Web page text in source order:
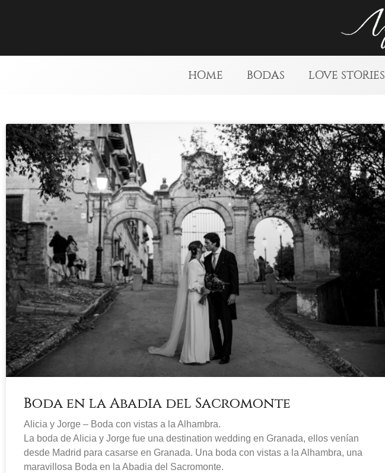
HOME BODAS LOVE STORIES
Boda en la Abadia del Sacromonte
Alicia y Jorge – Boda con vistas a la Alhambra.
La boda de Alicia y Jorge fue una destination wedding en Granada, ellos venían
desde Madrid para casarse en Granada. Una boda con vistas a la Alhambra, una
maravillosa Boda en la Abadia del Sacromonte.